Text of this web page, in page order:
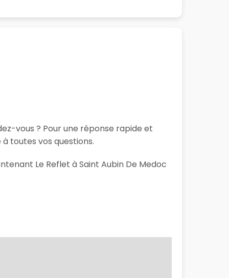
vous ? Pour une réponse rapide et
toutes vos questions.
Le Reflet à Saint Aubin De Medoc